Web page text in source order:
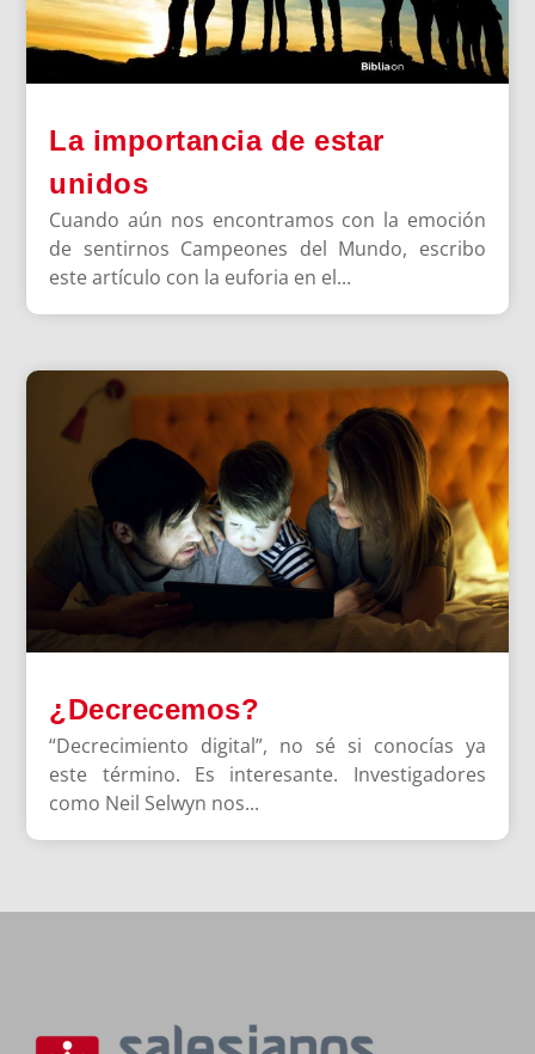
La importancia de estar
unidos
Cuando aún nos encontramos con la emoción
de sentirnos Campeones del Mundo, escribo
este artículo con la euforia en el...
¿Decrecemos?
“Decrecimiento digital”, no sé si conocías ya
este término. Es interesante. Investigadores
como Neil Selwyn nos...